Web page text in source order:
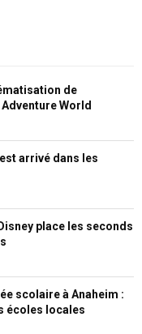
de
World
arrivé dans les
place les seconds
scolaire à Anaheim :
écoles locales